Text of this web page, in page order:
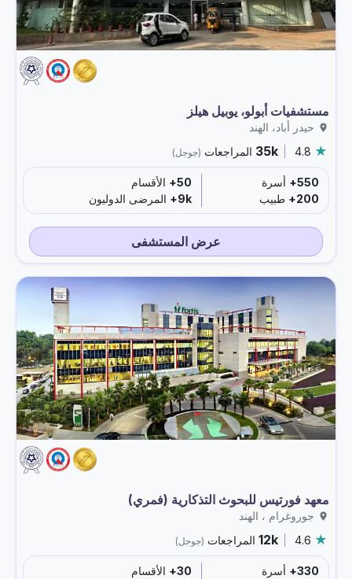
مستشفيات أبولو، يوبيل هيلز
حيدر أباد، الهند
35k المراجعات (جوجل)
550+ أسرة 50+
الأقسام
200+
طبيب 9k+ المرضى الدوليون
عرض المستشفى
معهد فورتيس للبحوث التذكارية (فمري)
جوروغرام ، الهند
12kالمراجعات (جوجل)
330+ أسرة 30+
الأقسام